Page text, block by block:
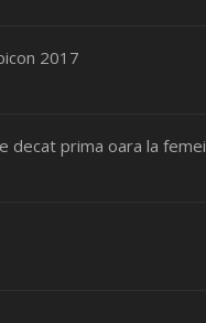
2017
decat prima oara la femei